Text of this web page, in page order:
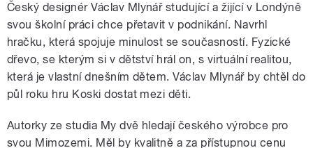
Český designér Václav Mlynář studující a žijící v Londýně
svou školní práci chce přetavit v podnikání. Navrhl
hračku, která spojuje minulost se současností. Fyzické
dřevo, se kterým si v dětství hrál on, s virtuální realitou,
která je vlastní dnešním dětem. Václav Mlynář by chtěl do
půl roku hru Koski dostat mezi děti.
Autorky ze studia My dvě hledají českého výrobce pro
svou Mimozemi. Měl by kvalitně a za přístupnou cenu